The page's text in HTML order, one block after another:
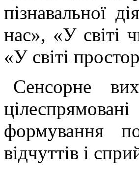
пізнавальної
нас», «У світі
«У світі
Сенсорне
формування
відчуттів і